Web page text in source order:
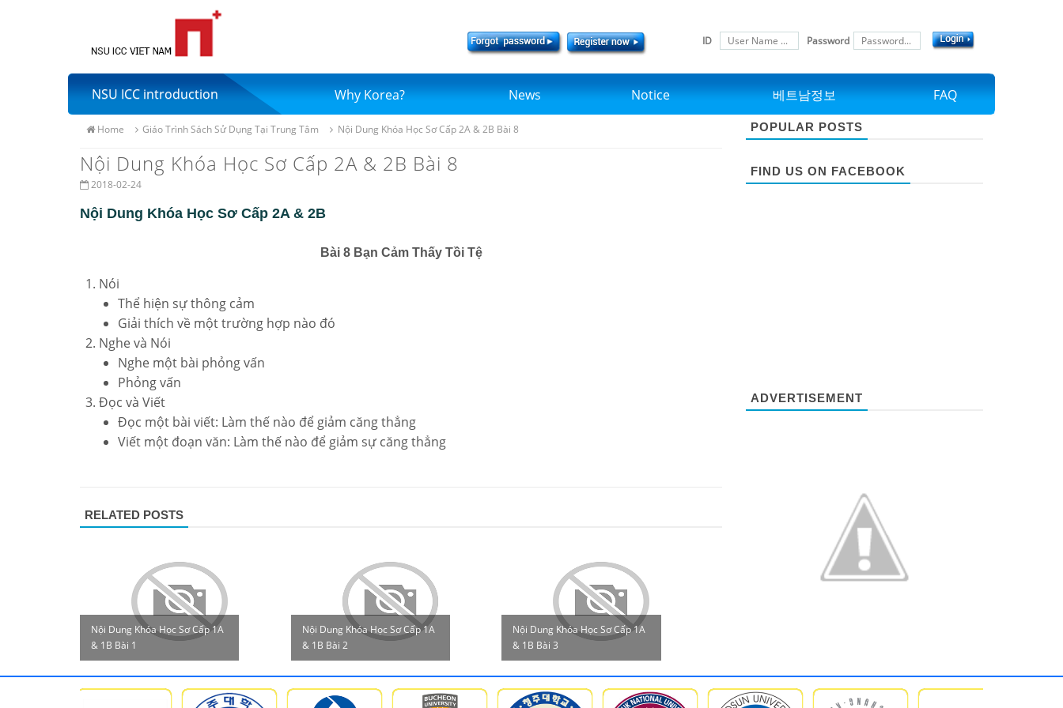
ID Password
NSU ICC introduction Why Korea? News Notice 베트남정보 FAQ
Home Giáo Trình Sách Sử Dụng Tại Trung Tâm Nội Dung Khóa Học Sơ Cấp 2A & 2B Bài 8
Nội Dung Khóa Học Sơ Cấp 2A & 2B Bài 8
2018-02-24
Nội Dung Khóa Học Sơ Cấp 2A & 2B
Bài 8 Bạn Cảm Thấy Tồi Tệ
Nói
Thể hiện sự thông cảm
Giải thích về một trường hợp nào đó
Nghe và Nói
Nghe một bài phỏng vấn
Phỏng vấn
Đọc và Viết
Đọc một bài viết: Làm thế nào để giảm căng thẳng
Viết một đoạn văn: Làm thế nào để giảm sự căng thẳng
RELATED POSTS
Nội Dung Khóa Học Sơ Cấp 1A
& 1B Bài 1
Nội Dung Khóa Học Sơ Cấp 1A
& 1B Bài 2
Nội Dung Khóa Học Sơ Cấp 1A
& 1B Bài 3
POPULAR POSTS
FIND US ON FACEBOOK
ADVERTISEMENT